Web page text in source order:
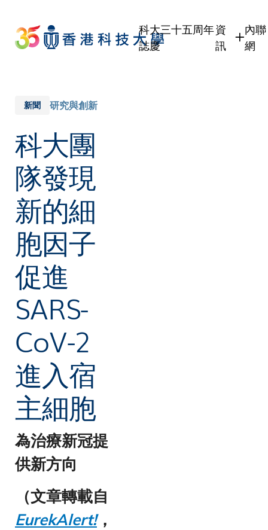
main
content
科大三十五周年
誌慶
資
訊
內聯
網
新聞 研究與創新
科大團
隊發現
新的細
胞因子
促進
SARS-
CoV-2
進入宿
主細胞
為治療新冠提
供新方向
（文章轉載自
EurekAlert!，